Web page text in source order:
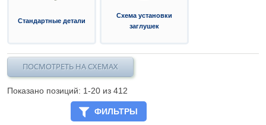
Стандартные детали
Схема установки
заглушек
ПОСМОТРЕТЬ НА СХЕМАХ
Показано позиций: 1-20 из 412
ФИЛЬТРЫ